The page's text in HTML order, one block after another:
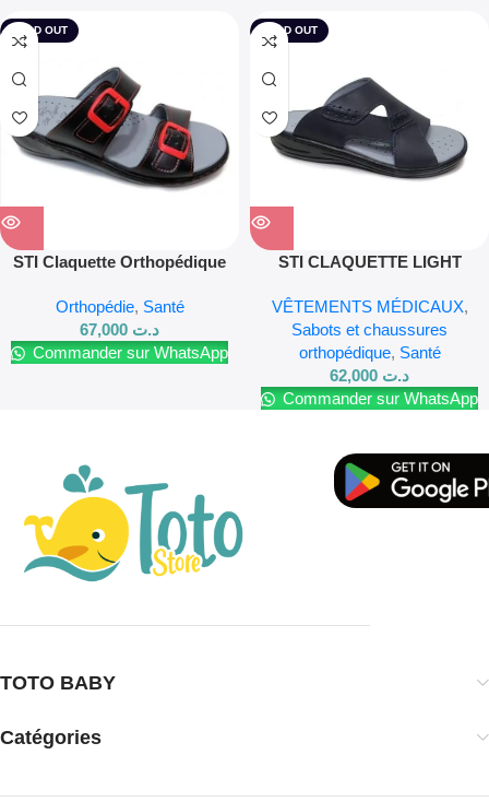
SOLD OUT
STI Claquette Orthopédique
Noir & Rouge
Orthopédie, Santé
د.ت
Commander sur WhatsApp
SOLD OUT
STI CLAQUETTE LIGHT
VÊTEMENTS MÉDICAUX,
Sabots et chaussures
orthopédique, Santé
د.ت
Commander sur WhatsApp
TOTO BABY
Catégories